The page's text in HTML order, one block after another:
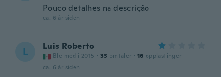
Pouco detalhes na descrição
ca. 6 år siden
L Luis Roberto
Ble med i 2015 · 33 omtaler · 16 opplastinger
ca. 6 år siden